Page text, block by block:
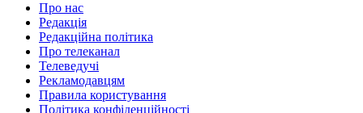
Про нас
Редакція
Редакційна політика
Про телеканал
Телеведучі
Рекламодавцям
Правила користування
Політика конфіденційності